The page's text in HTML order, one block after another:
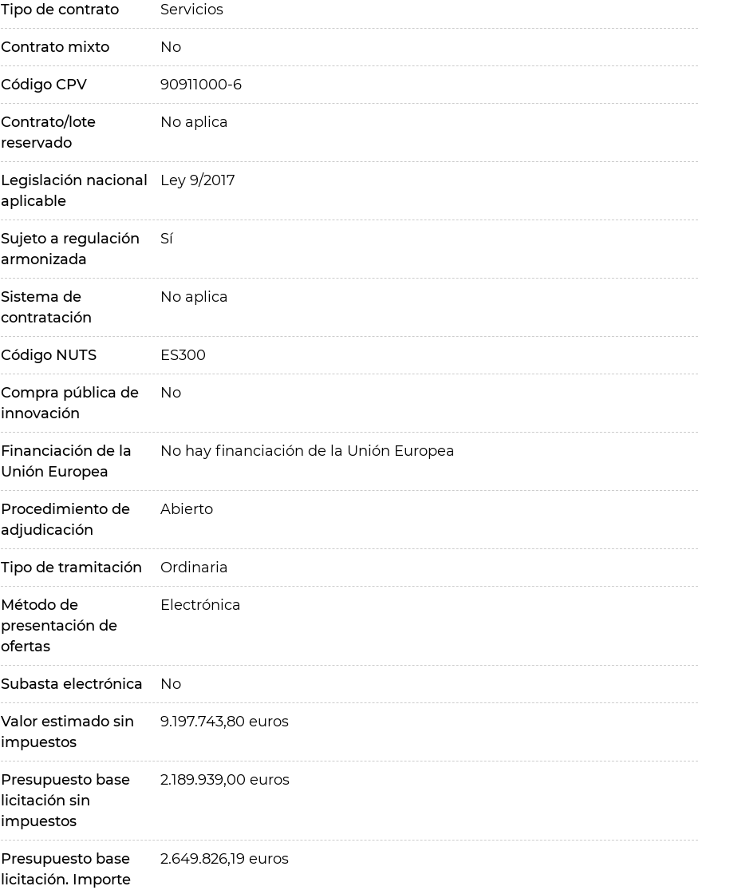
Tipo de contrato Servicios
Contrato mixto No
Código CPV 90911000-6
Contrato/lote
reservado
No aplica
Legislación nacional
aplicable
Ley 9/2017
Sujeto a regulación
armonizada
Sí
Sistema de
contratación
No aplica
Código NUTS ES300
Compra pública de
innovación
No
Financiación de la
Unión Europea
No hay financiación de la Unión Europea
Procedimiento de
adjudicación
Abierto
Tipo de tramitación Ordinaria
Método de
presentación de
ofertas
Electrónica
Subasta electrónica No
Valor estimado sin
impuestos
9.197.743,80 euros
Presupuesto base
licitación sin
impuestos
2.189.939,00 euros
Presupuesto base
licitación. Importe
2.649.826,19 euros